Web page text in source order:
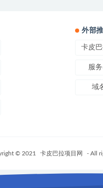
外部
卡皮
服
域
© 2021 卡皮巴拉项目网 - All